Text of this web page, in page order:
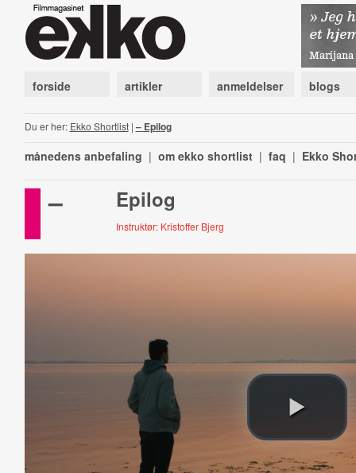
forside artikler anmeldelser blogs
Du er her: Ekko Shortlist| – Epilog
månedens anbefaling | om ekko shortlist | faq | Ekko
– Epilog
Instruktør: Kristoffer Bjerg